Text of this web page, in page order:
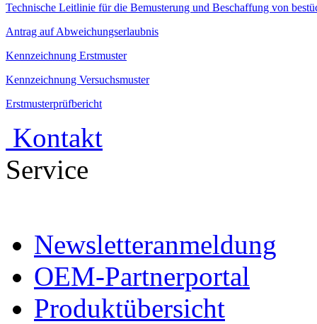
Technische Leitlinie für die Bemusterung und Beschaffung von
Antrag auf Abweichungserlaubnis
Kennzeichnung Erstmuster
Kennzeichnung Versuchsmuster
Erstmusterprüfbericht
Kontakt
Service
Newsletteranmeldung
OEM-Partnerportal
Produktübersicht